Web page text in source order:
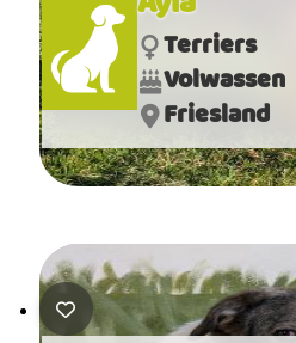
Terriers
Volwassen
Friesland